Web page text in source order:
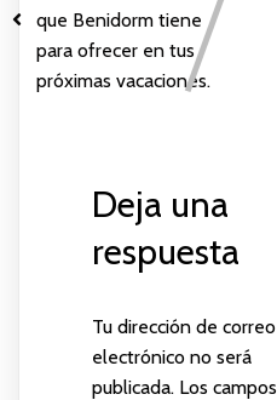
que Benidorm tiene
para ofrecer en tus
próximas vacaciones.
Deja una
respuesta
Tu dirección de correo
electrónico no será
publicada. Los campos